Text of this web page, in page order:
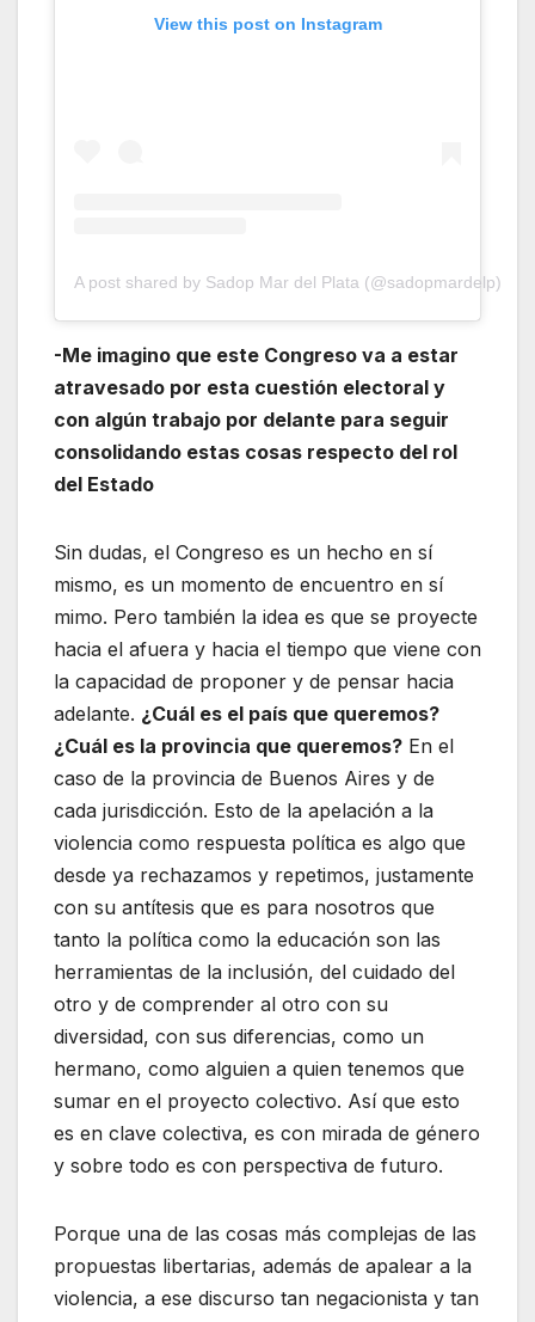
View this post on Instagram
A post shared by Sadop Mar del Plata (@sadopmardelp)
-Me imagino que este Congreso va a estar
atravesado por esta cuestión electoral y
con algún trabajo por delante para seguir
consolidando estas cosas respecto del rol
del Estado
Sin dudas, el Congreso es un hecho en sí
mismo, es un momento de encuentro en sí
mimo. Pero también la idea es que se proyecte
hacia el afuera y hacia el tiempo que viene con
la capacidad de proponer y de pensar hacia
adelante. ¿Cuál es el país que queremos?
¿Cuál es la provincia que queremos? En el
caso de la provincia de Buenos Aires y de
cada jurisdicción. Esto de la apelación a la
violencia como respuesta política es algo que
desde ya rechazamos y repetimos, justamente
con su antítesis que es para nosotros que
tanto la política como la educación son las
herramientas de la inclusión, del cuidado del
otro y de comprender al otro con su
diversidad, con sus diferencias, como un
hermano, como alguien a quien tenemos que
sumar en el proyecto colectivo. Así que esto
es en clave colectiva, es con mirada de género
y sobre todo es con perspectiva de futuro.
Porque una de las cosas más complejas de las
propuestas libertarias, además de apalear a la
violencia, a ese discurso tan negacionista y tan